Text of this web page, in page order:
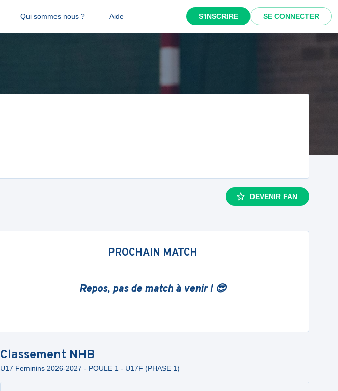
Qui sommes nous ? Aide S'INSCRIRE SE CONNECTER
DEVENIR FAN
PROCHAIN MATCH
Repos, pas de match à venir ! 😎
Classement NHB
U17 Feminins 2026-2027 - POULE 1 - U17F (PHASE 1)